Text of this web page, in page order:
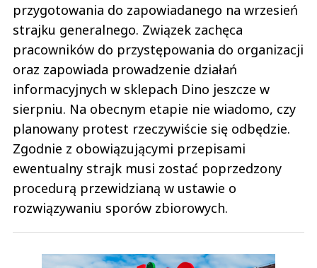
przygotowania do zapowiadanego na wrzesień
strajku generalnego. Związek zachęca
pracowników do przystępowania do organizacji
oraz zapowiada prowadzenie działań
informacyjnych w sklepach Dino jeszcze w
sierpniu. Na obecnym etapie nie wiadomo, czy
planowany protest rzeczywiście się odbędzie.
Zgodnie z obowiązującymi przepisami
ewentualny strajk musi zostać poprzedzony
procedurą przewidzianą w ustawie o
rozwiązywaniu sporów zbiorowych.